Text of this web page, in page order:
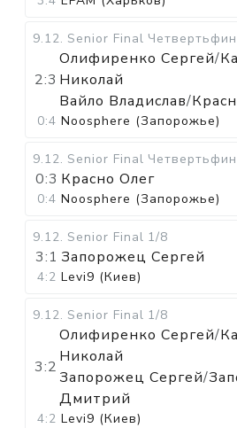
9.12. Senior Final
2:3
Олифиренко Сергей/
Николай
Вайло Владислав/
0:4 Noosphere (Запорожье)
9.12. Senior Final
0:3 Красно Олег
0:4 Noosphere (Запорожье)
9.12. Senior Final 1/8
3:1 Запорожец Сергей
4:2 Levi9 (Киев)
9.12. Senior Final 1/8
3:2
Олифиренко Сергей/
Николай
Запорожец Сергей/
Дмитрий
4:2 Levi9 (Киев)